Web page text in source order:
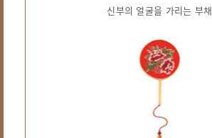
신부의 얼굴을 가리는 부채